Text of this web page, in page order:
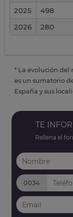
2025
498
2026
280
* La evolución del
es un sumatorio
España y sus
TE
Rellena el
0034